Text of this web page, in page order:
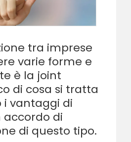
tra imprese
varie forme e
è la joint
di cosa si tratta
i vantaggi di
di
di questo tipo.